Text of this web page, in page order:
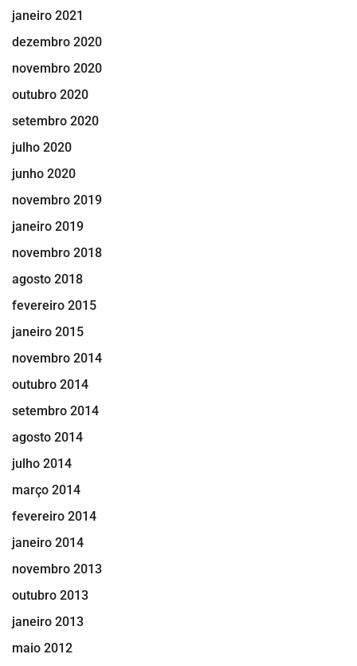
janeiro 2021
dezembro 2020
novembro 2020
outubro 2020
setembro 2020
julho 2020
junho 2020
novembro 2019
janeiro 2019
novembro 2018
agosto 2018
fevereiro 2015
janeiro 2015
novembro 2014
outubro 2014
setembro 2014
agosto 2014
julho 2014
março 2014
fevereiro 2014
janeiro 2014
novembro 2013
outubro 2013
janeiro 2013
maio 2012